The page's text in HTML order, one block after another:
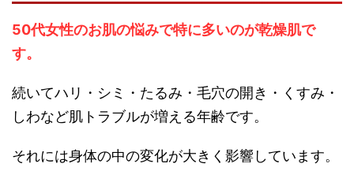
50代女性のお肌の悩みで特に多いのが乾燥肌で
す。
続いてハリ・シミ・たるみ・毛穴の開き・くすみ・
しわなど肌トラブルが増える年齢です。
それには身体の中の変化が大きく影響しています。